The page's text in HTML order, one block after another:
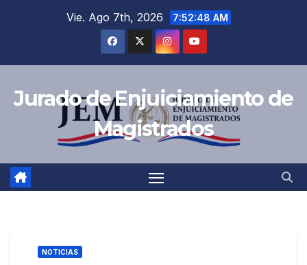
Vie. Ago 7th, 2026 7:52:49 AM
Jurado de Enjuiciamiento de
Magistrados
NOTICIAS